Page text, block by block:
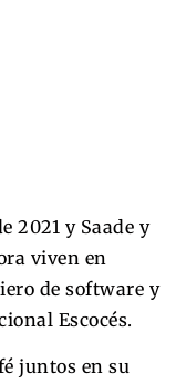
2021 y Saade y
viven en
de software y
Escocés.
juntos en su